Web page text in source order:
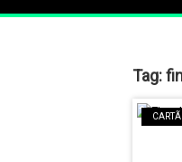
Tag: